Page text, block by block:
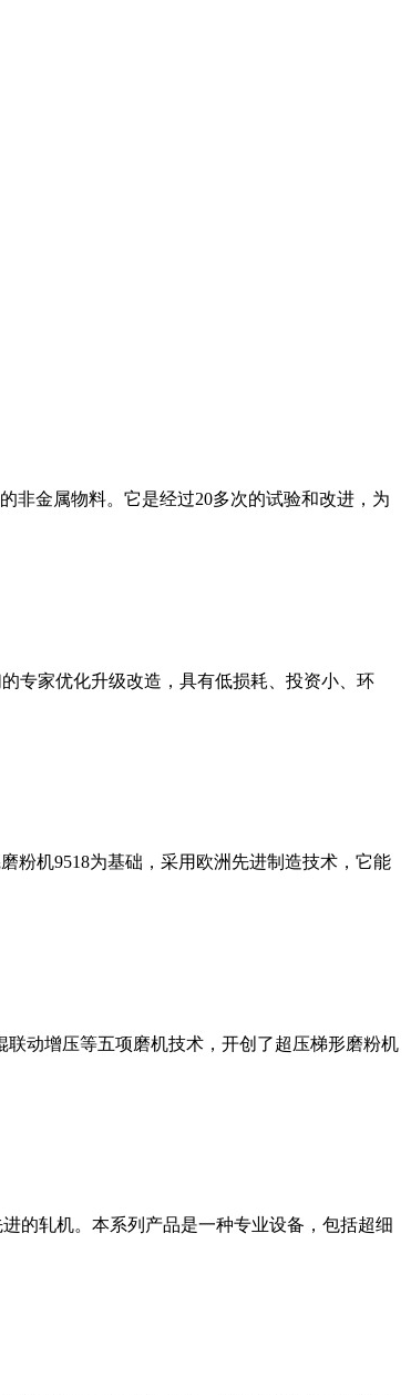
非金属物料。它是经过20多次的试验和改进，为
专家优化升级改造，具有低损耗、投资小、环
粉机9518为基础，采用欧洲先进制造技术，它能
动增压等五项磨机技术，开创了超压梯形磨粉机
的轧机。本系列产品是一种专业设备，包括超细